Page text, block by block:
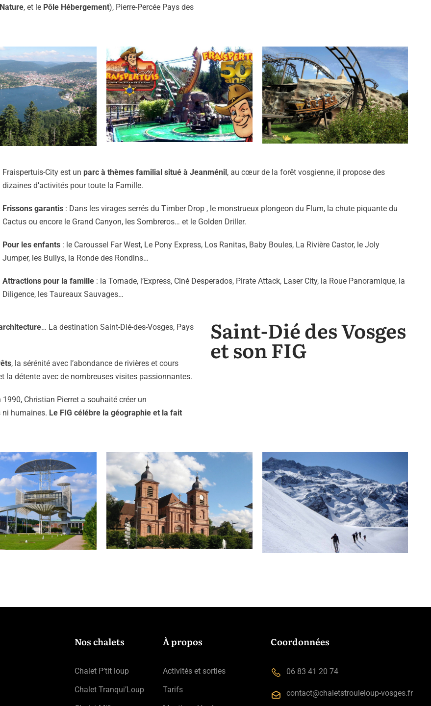
, et le Pôle Hébergement), Pierre-Percée Pays des
Fraispertuis-City est unparc à thèmes familial situé à Jeanménil , au cœur de la forêt vosgienne, il propose des
dizaines d’activités pour toute la Famille.
Frissons garantis : Dans les virages serrés du Timber Drop , le monstrueux plongeon du Flum, la chute piquante du
Cactus ou encore le Grand Canyon, les Sombreros… et le Golden Driller.
Pour les enfants : le Caroussel Far West, Le Pony Express, Los Ranitas, Baby Boules, La Rivière Castor, le Joly
Jumper, les Bullys, la Ronde des Rondins…
Attractions pour la famille : la Tornade, l’Express, Ciné Desperados, Pirate Attack, Laser City, la Roue Panoramique, la
Diligence, les Taureaux Sauvages…
… La destination Saint-Dié-des-Vosges, Pays
, la sérénité avec l’abondance de rivières et cours
la détente avec de nombreuses visites passionnantes.
1990, Christian Pierret a souhaité créer un
ni humaines. Le FIG célébre la géographie et la fait
Saint-Dié des Vosges
et son FIG
Nos chalets
Chalet P’tit loup
Chalet Tranqui’Loup
À propos
Activités et sorties
Tarifs
Coordonnées
06 83 41 20 74
contact@chaletstrouleloup-vosges.fr